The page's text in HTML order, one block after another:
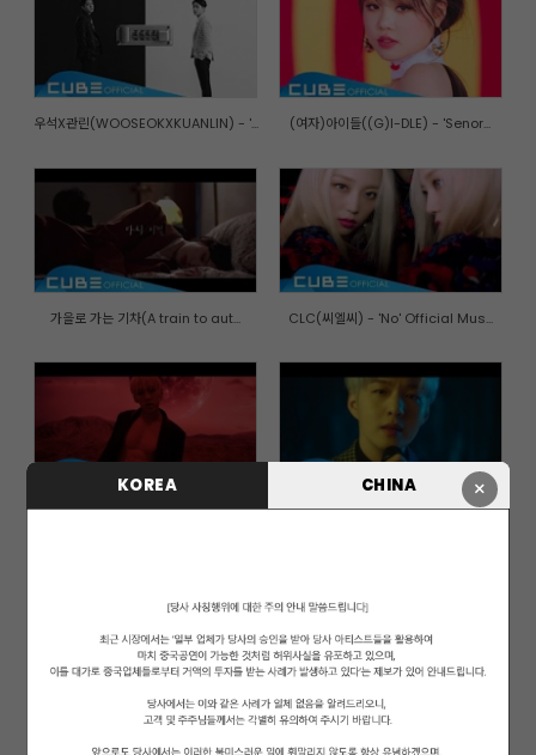
×
KOREA CHINA
우석X관린(WOOSEOKXKUANLIN) - '... (여자)아이들((G)I-DLE) - 'Senor...
가을로 가는 기차(A train to aut... CLC(씨엘씨) - 'No' Official Mus...
이민혁 (HUTA) - 'YA' OFFICIAL M... 이창섭(LEE CHANGSUB) - 'Gone' O...
엘키(ELKIE) - 'I dream' Officia... 비투비(BTOB) - '아름답고도 아프...